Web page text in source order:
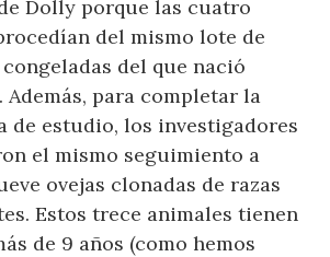
Dolly porque las cuatro
del mismo lote de
del que nació
Además, para completar la
de estudio, los investigadores
el mismo seguimiento a
ovejas clonadas de razas
Estos trece animales tienen
de 9 años (como hemos